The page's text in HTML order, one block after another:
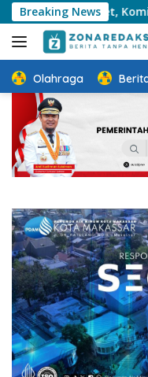
Langsung
ke
konten
Breaking News
Riset, Komitmen
Olahraga